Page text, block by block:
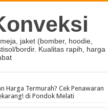
jaket (bomber, hoodie,
bordir. Kualitas rapih, harga
Harga Termurah? Cek Penawaran
di Pondok Melati